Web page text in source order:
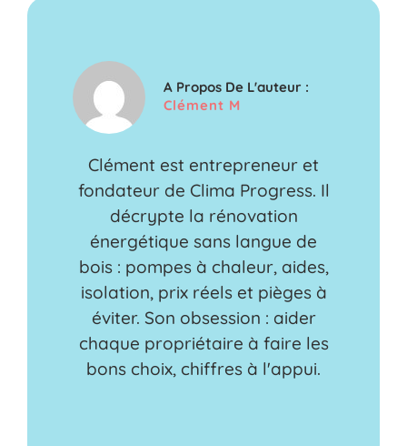
A Propos De L'auteur :
Clément M
Clément est entrepreneur et
fondateur de Clima Progress. Il
décrypte la rénovation
énergétique sans langue de
bois : pompes à chaleur, aides,
isolation, prix réels et pièges à
éviter. Son obsession : aider
chaque propriétaire à faire les
bons choix, chiffres à l'appui.